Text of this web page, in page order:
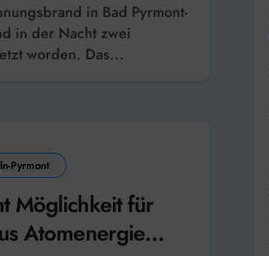
in der Nacht zwei
worden. Das...
Pyrmont
Möglichkeit für
Atomenergie